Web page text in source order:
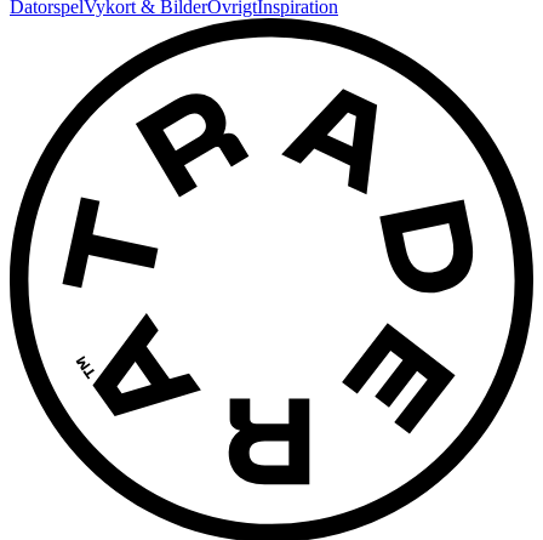
DatorspelVykort & BilderÖvrigtInspiration